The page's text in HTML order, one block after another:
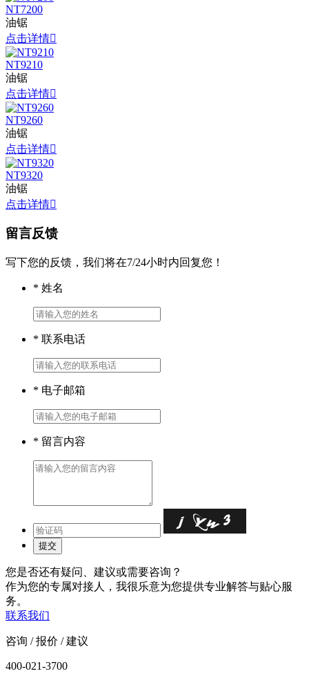
NT7200
油锯
点击详情
NT9210
油锯
点击详情
NT9260
油锯
点击详情
NT9320
油锯
点击详情
留言反馈
写下您的反馈，我们将在7/24小时内回复您！
* 姓名
* 联系电话
* 电子邮箱
* 留言内容
您是否还有疑问、建议或需要咨询？
作为您的专属对接人，我很乐意为您提供专业解答与贴心服
务。
联系我们
咨询 / 报价 / 建议
400-021-3700